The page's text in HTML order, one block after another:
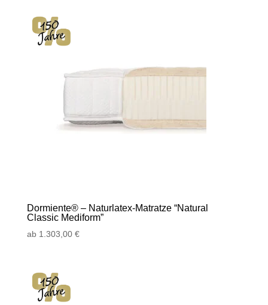
Dormiente® – Naturlatex-Matratze “Natural
Classic Mediform”
ab 1.303,00 €